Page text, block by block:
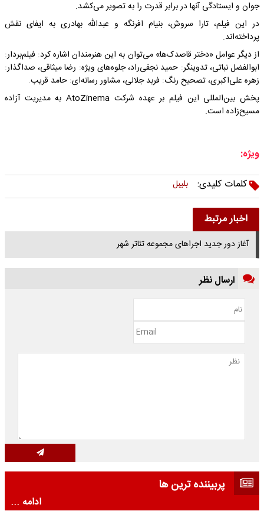
جوان و ایستادگی آنها در برابر قدرت را به تصویر می‌کشد.
در این فیلم، تارا سروش، بنیام افرنگه و عبدالله بهادری به ایفای نقش
پرداخته‌اند.
از دیگر عوامل «دختر قاصدک‌ها» می‌توان به این هنرمندان اشاره کرد: فیلم‌بردار:
ابوالفضل نباتی، تدوینگر: حمید نجفی‌راد، جلوه‌های ویژه: رضا میثاقی، صداگذار:
زهره علی‌اکبری، تصحیح رنگ: فربد جلالی، مشاور رسانه‌ای: حامد قریب.
پخش بین‌المللی این فیلم بر عهده شرکت AtoZinema به مدیریت آزاده
مسیح‌زاده است.
ویژه:
کلمات کلیدی:
بلیبل
اخبار مرتبط
آغاز دور جدید اجراهای مجموعه تئاتر شهر
ارسال نظر
پربیننده ترین ها
ادامه ...